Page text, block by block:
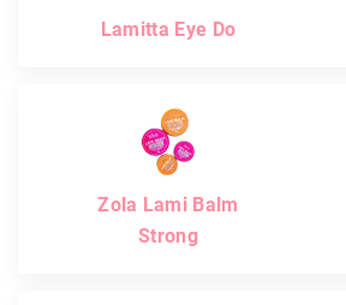
Lamitta Eye Do
Zola Lami Balm
Strong